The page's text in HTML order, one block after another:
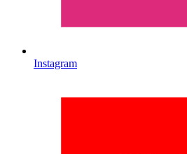
Instagram